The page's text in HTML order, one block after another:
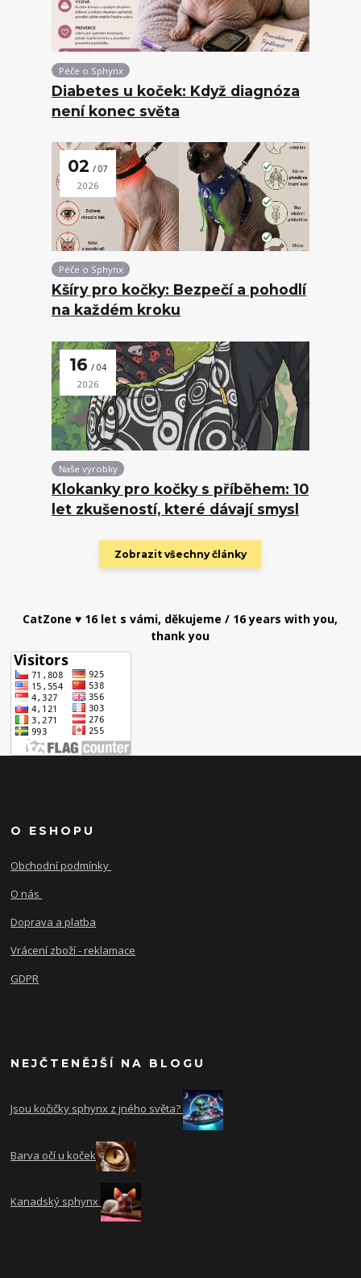
Péče o Sphynx
Diabetes u koček: Když diagnóza
není konec světa
02 07
2026
Péče o Sphynx
Kšíry pro kočky: Bezpečí a pohodlí
na každém kroku
16 04
2026
Naše výrobky
Klokanky pro kočky s příběhem: 10
let zkušeností, které dávají smysl
Zobrazit všechny články
CatZone ♥ 16 let s vámi, děkujeme / 16 years with you,
thank you
O ESHOPU
Obchodní podmínky
O nás
Doprava a platba
Vrácení zboží - reklamace
GDPR
NEJČTENĚJŠÍ NA BLOGU
Jsou kočičky sphynx z jného světa?
Barva očí u koček
Kanadský sphynx